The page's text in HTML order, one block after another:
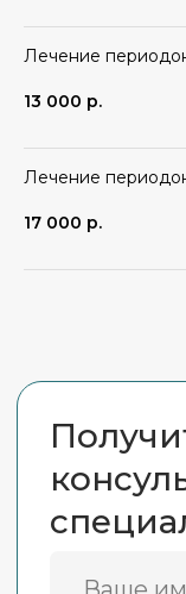
Лечение
13 000 р.
Лечение
17 000 р.